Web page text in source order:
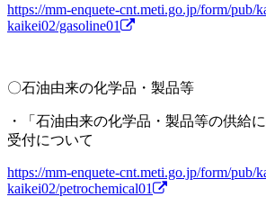
https://mm-enquete-cnt.meti.go.jp/form/pub/
kaikei02/gasoline01
〇石油由来の化学品・製品等
・「石油由来の化学品・製品等の供給
受付について
https://mm-enquete-cnt.meti.go.jp/form/pub/
kaikei02/petrochemical01